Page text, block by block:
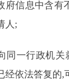
府信息中含有
人;
同一行政机
经依法答复的,